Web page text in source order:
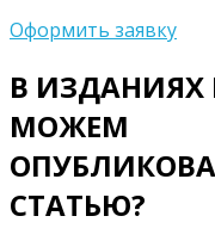
Оформить заявку
В ИЗДАНИЯХ
МОЖЕМ
СТАТЬЮ?